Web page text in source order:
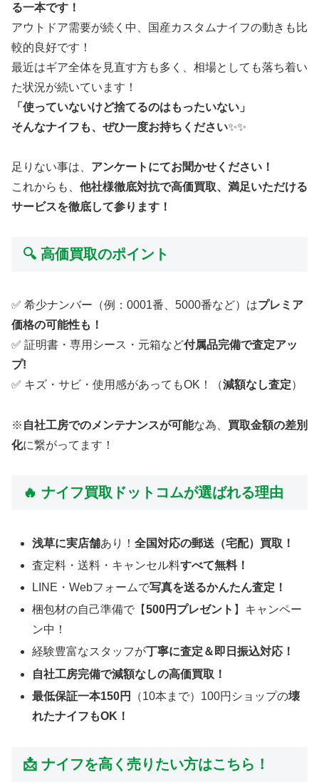
る一本です！
アウトドア需要が続く中、国産カスタムナイフの動きも比
較的良好です！
最近はギア全体を見直す方も多く、相場としても落ち着い
た状況が続いています！
「使っていないけど捨てるのはもったいない」
そんなナイフも、ぜひ一度お持ちください✨️✨️
足りない事は、 アンケートにてお聞かせください！
これからも、 他社様徹底対抗で高価買取、満足いただける
サービスを徹底して参ります！
🔍 高価買取のポイント
✅ 希少ナンバー（例：0001番、5000番など）はプレミア
価格の可能性も！
✅ 証明書・専用シース・元箱など付属品完備で査定アッ
プ!
✅ キズ・サビ・使用感があってもOK！（減額なし査定）
※ 自社工房でのメンテナンスが可能な為、 買取金額の差別
化に繋がってます！
🔥 ナイフ買取ドットコムが選ばれる理由
浅草に実店舗あり！全国対応の郵送（宅配）買取！
査定料・送料・キャンセル料すべて無料！
LINE・Webフォームで写真を送るかんたん査定！
梱包材の自己準備で【500円プレゼント 】キャンペー
ン中！
経験豊富なスタッフが丁寧に査定＆即日振込対応！
自社工房完備で減額なしの高価買取！
最低保証一本150円
（10本まで）100円ショップの壊
れたナイフもOK！
📩 ナイフを高く売りたい方はこちら！